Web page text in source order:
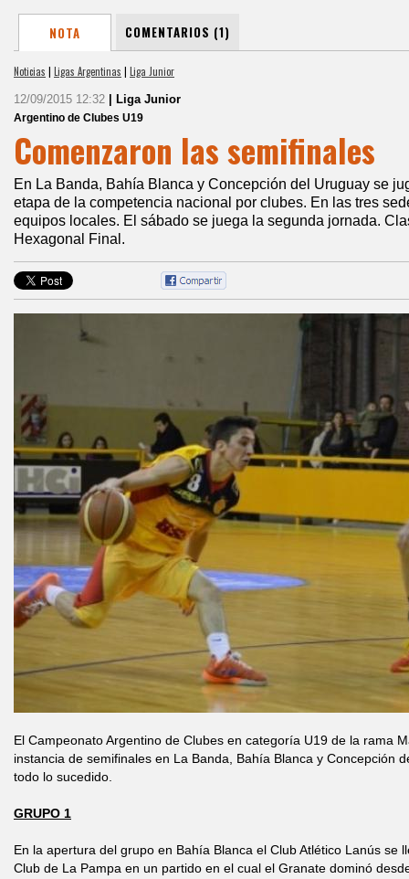
NOTA COMENTARIOS (1)
Noticias | Ligas Argentinas | Liga Junior
12/09/2015 12:32 | Liga Junior
Argentino de Clubes U19
Comenzaron las semifinales
En La Banda, Bahía Blanca y Concepción del Uruguay se
etapa de la competencia nacional por clubes. En las tres
equipos locales. El sábado se juega la segunda jornada.
Hexagonal Final.
El Campeonato Argentino de Clubes en categoría U19 de la rama
instancia de semifinales en La Banda, Bahía Blanca y Concepción
todo lo sucedido.
GRUPO 1
En la apertura del grupo en Bahía Blanca el Club Atlético Lanús se
Club de La Pampa en un partido en el cual el Granate dominó